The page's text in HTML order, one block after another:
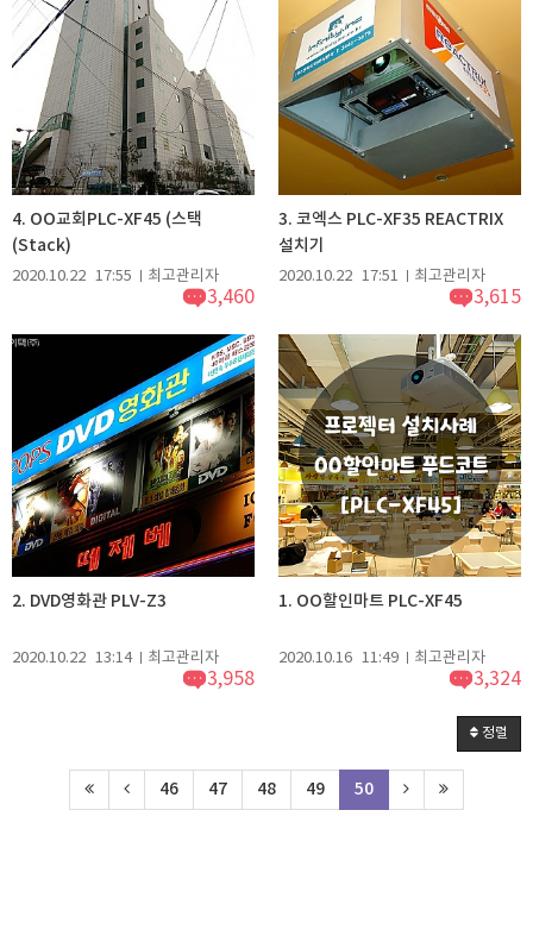
4. OO교회PLC-XF45 (스택
(Stack)
2020.10.22 17:55 최고관리자
3,460
3. 코엑스 PLC-XF35 REACTRIX
설치기
2020.10.22 17:51 최고관리자
3,615
2. DVD영화관 PLV-Z3
2020.10.22 13:14 최고관리자
3,958
1. OO할인마트 PLC-XF45
2020.10.16 11:49 최고관리자
3,324
정렬
46 47 48 49 50